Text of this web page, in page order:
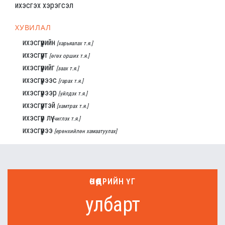
ихэсгэх хэрэгсэл
ХУВИЛАЛ
ихэсгүүрийн [харьяалах т.я.]
ихэсгүүрт [өгөх орших т.я.]
ихэсгүүрийг [заах т.я.]
ихэсгүүрээс [гарах т.я.]
ихэсгүүрээр [үйлдэх т.я.]
ихэсгүүртэй [хамтрах т.я.]
ихэсгүүр лүү [чиглэх т.я.]
ихэсгүүрээ [ерөнхийлөн хамаатуулах]
ӨНӨӨДРИЙН ҮГ
улбарт